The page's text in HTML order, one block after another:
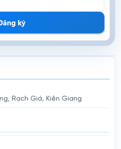
ký
Rạch Giá, Kiên Giang